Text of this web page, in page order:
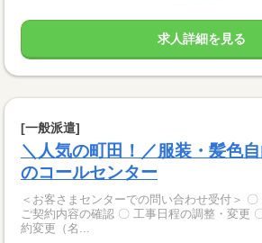
求人詳細を見る
[一般派遣]
＼人気の町田！／服装・髪色
のコールセンター
＜お客さまセンターでの問い合わせ受付＞ 〇 新規加入、資料請求 〇
ご契約内容の確認 〇 工事日程の調整・変更
約変更（名...